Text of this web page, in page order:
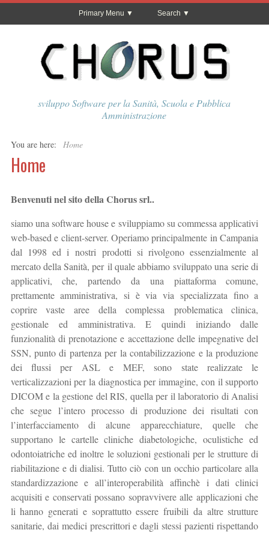
Primary Menu Search
sviluppo Software per la Sanità, Scuola e Pubblica
Amministrazione
You are here: Home
Home
Benvenuti nel sito della Chorus srl..
siamo una software house e sviluppiamo su commessa applicativi
web-based e client-server. Operiamo principalmente in Campania
dal 1998 ed i nostri prodotti si rivolgono essenzialmente al
mercato della Sanità, per il quale abbiamo sviluppato una serie di
applicativi, che, partendo da una piattaforma comune,
prettamente amministrativa, si è via via specializzata fino a
coprire vaste aree della complessa problematica clinica,
gestionale ed amministrativa. E quindi iniziando dalle
funzionalità di prenotazione e accettazione delle impegnative del
SSN, punto di partenza per la contabilizzazione e la produzione
dei flussi per ASL e MEF, sono state realizzate le
verticalizzazioni per la diagnostica per immagine, con il supporto
DICOM e la gestione del RIS, quella per il laboratorio di Analisi
che segue l’intero processo di produzione dei risultati con
l’interfacciamento di alcune apparecchiature, quelle che
supportano le cartelle cliniche diabetologiche, oculistiche ed
odontoiatriche ed inoltre le soluzioni gestionali per le strutture di
riabilitazione e di dialisi. Tutto ciò con un occhio particolare alla
standardizzazione e all’interoperabilità affinchè i dati clinici
acquisiti e conservati possano sopravvivere alle applicazioni che
li hanno generati e soprattutto essere fruibili da altre strutture
sanitarie, dai medici prescrittori e dagli stessi pazienti rispettando